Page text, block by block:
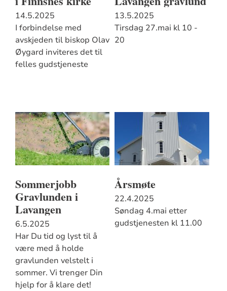
14.5.2025
I forbindelse med
avskjeden til biskop Olav
Øygard inviteres det til
felles gudstjeneste
13.5.2025
Tirsdag 27.mai kl 10 -
20
Sommerjobb
Gravlunden i
Lavangen
6.5.2025
Har Du tid og lyst til å
være med å holde
gravlunden velstelt i
sommer. Vi trenger Din
hjelp for å klare det!
Årsmøte
22.4.2025
Søndag 4.mai etter
gudstjenesten kl 11.00